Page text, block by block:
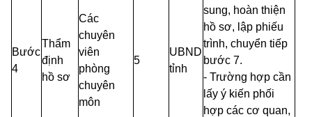
Bước
4
Thẩm
định
hồ sơ
Các
chuyên
viên
phòng
chuyên
môn
5
UBND
tỉnh
sung, hoàn thiện
hồ sơ, lập phiếu
trình, chuyển tiếp
bước 7.
- Trường hợp cần
lấy ý kiến phối
hợp các cơ quan,